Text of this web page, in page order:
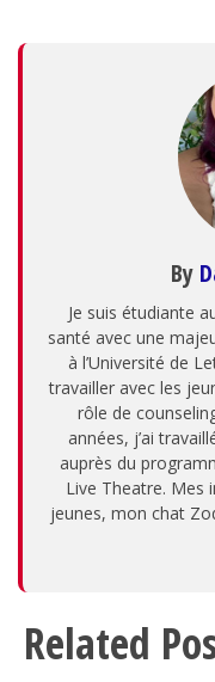
By
Je suis étudiante
santé avec une
à l’Université de
travailler avec les
rôle de
années, j’ai
auprès du
Live Theatre. Mes
jeunes, mon chat
Related